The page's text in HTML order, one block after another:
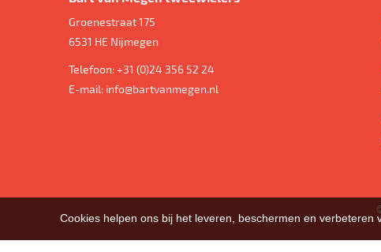
Groenestraat 175
6531 HE Nijmegen
Telefoon:+31 (0)24 356 52 24
E-mail: info@bartvanmegen.nl
Cookies helpen ons bij het leveren, beschermen en